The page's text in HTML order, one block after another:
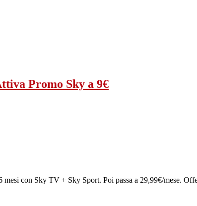
Promo Sky a 9€
con Sky TV + Sky Sport. Poi passa a 29,99€/mese.